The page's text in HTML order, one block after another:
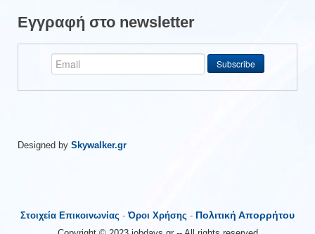
Εγγραφή στο newsletter
Designed by Skywalker.gr
Στοιχεία Επικοινωνίας -Όροι Χρήσης - Πολιτική Απορρήτου